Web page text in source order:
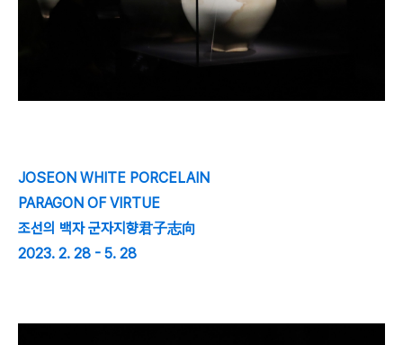
JOSEON WHITE PORCELAIN
PARAGON OF VIRTUE
조선의 백자 군자지향君子志向
2023. 2. 28 - 5. 28